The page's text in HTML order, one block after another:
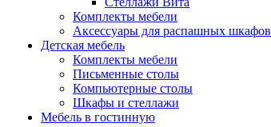
Комплекты мебели
Аксессуары для распашных шкафов
Детская мебель
Комплекты мебели
Письменные столы
Компьютерные столы
Шкафы и стеллажи
Мебель в гостинную